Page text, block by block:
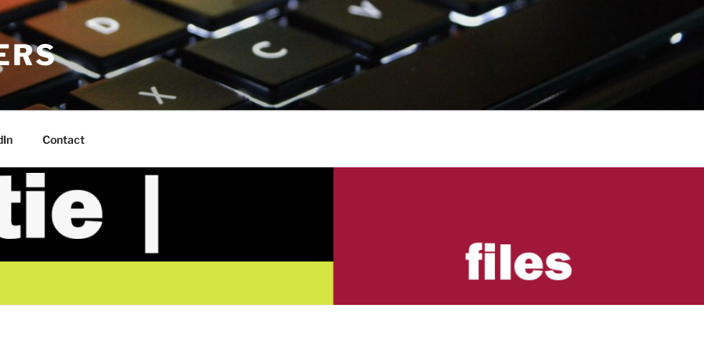
Contact